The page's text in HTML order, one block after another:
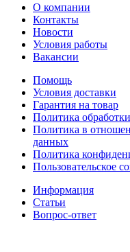
О компании
Контакты
Новости
Условия работы
Вакансии
Помощь
Условия доставки
Гарантия на товар
Политика
Политика в
данных
Политика
Пользовательское
Информация
Статьи
Вопрос-ответ